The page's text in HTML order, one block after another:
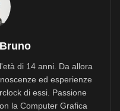
di 14 anni. Da allora
ed esperienze
di essi. Passione
la Computer Grafica